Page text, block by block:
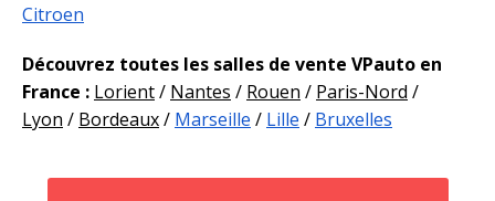
Citroen
Découvrez toutes les salles de vente VPauto en
France : Lorient/ Nantes / Rouen / Paris-Nord /
Lyon / Bordeaux/ Marseille / Lille / Bruxelles